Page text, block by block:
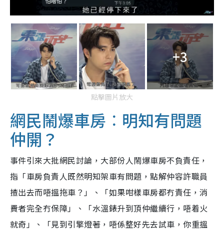
+3
點擊圖片放大
網民鬧爆車房︰明知有問題
仲開？
事件引來大批網民討論，大部份人鬧爆車房不負責任，
指「車房負責人既然明知架車有問題，點解仲容許職員
揸出去而唔搵拖車？」、「如果咁樣車房都冇責任，消
費者完全冇保障」、「水溫錶升到頂仲繼續行，唔着火
就奇」、「見到引擎燈著，唔係整好先去試車，你重搵